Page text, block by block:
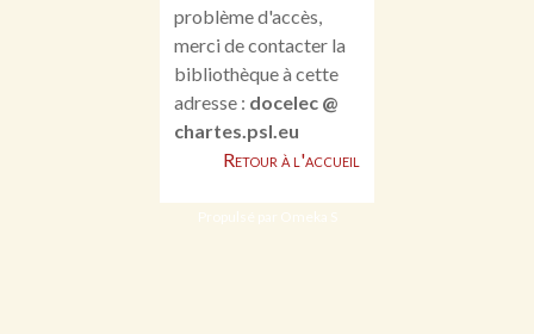
problème d'accès,
merci de contacter la
bibliothèque à cette
adresse : docelec @
chartes.psl.eu
Retour à l'accueil
Propulsé par Omeka S